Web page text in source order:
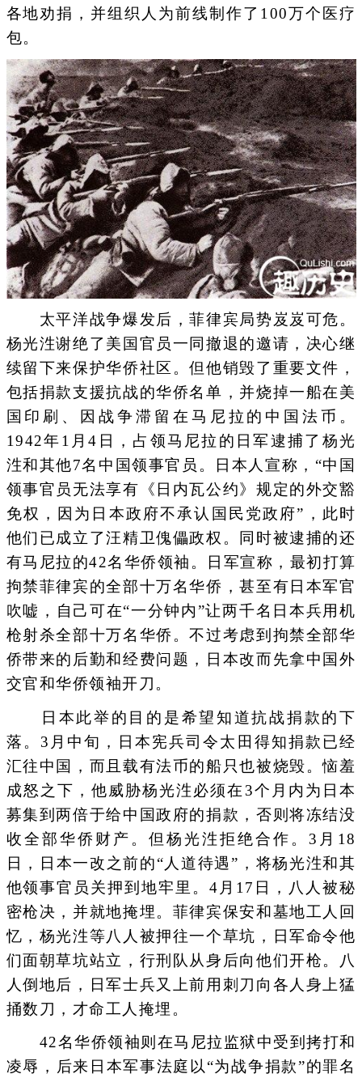
各地劝捐，并组织人为前线制作了100万个医疗
包。
太平洋战争爆发后，菲律宾局势岌岌可危。
杨光泩谢绝了美国官员一同撤退的邀请，决心继
续留下来保护华侨社区。但他销毁了重要文件，
包括捐款支援抗战的华侨名单，并烧掉一船在美
国印刷、因战争滞留在马尼拉的中国法币。
1942年1月4日，占领马尼拉的日军逮捕了杨光
泩和其他7名中国领事官员。日本人宣称，“中国
领事官员无法享有《日内瓦公约》规定的外交豁
免权，因为日本政府不承认国民党政府”，此时
他们已成立了汪精卫傀儡政权。同时被逮捕的还
有马尼拉的42名华侨领袖。日军宣称，最初打算
拘禁菲律宾的全部十万名华侨，甚至有日本军官
吹嘘，自己可在“一分钟内”让两千名日本兵用机
枪射杀全部十万名华侨。不过考虑到拘禁全部华
侨带来的后勤和经费问题，日本改而先拿中国外
交官和华侨领袖开刀。
日本此举的目的是希望知道抗战捐款的下
落。3月中旬，日本宪兵司令太田得知捐款已经
汇往中国，而且载有法币的船只也被烧毁。恼羞
成怒之下，他威胁杨光泩必须在3个月内为日本
募集到两倍于给中国政府的捐款，否则将冻结没
收全部华侨财产。但杨光泩拒绝合作。3月18
日，日本一改之前的“人道待遇”，将杨光泩和其
他领事官员关押到地牢里。4月17日，八人被秘
密枪决，并就地掩埋。菲律宾保安和墓地工人回
忆，杨光泩等八人被押往一个草坑，日军命令他
们面朝草坑站立，行刑队从身后向他们开枪。八
人倒地后，日军士兵又上前用刺刀向各人身上猛
捅数刀，才命工人掩埋。
42名华侨领袖则在马尼拉监狱中受到拷打和
凌辱，后来日本军事法庭以“为战争捐款”的罪名